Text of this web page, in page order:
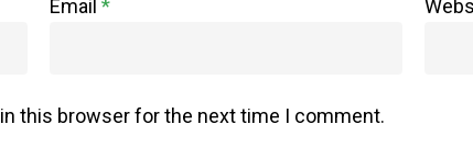
Email *
this browser for the next time I comment.